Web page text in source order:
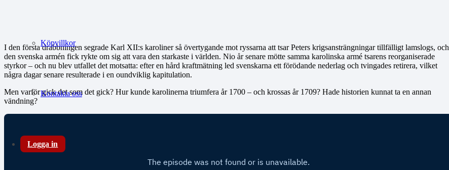
Köpvillkor
Kontakta oss
Logga in
I den första drabbningen segrade Karl XII:s karoliner så övertygande mot ryssarna att tsar Peters krigsansträngningar tillfälligt lamslogs, och
den svenska armén fick rykte om sig att vara den starkaste i världen. Nio år senare mötte samma karolinska armé tsarens reorganiserade
styrkor – och nu blev utfallet det motsatta: efter en hård kraftmätning led svenskarna ett förödande nederlag och tvingades retirera, vilket
några dagar senare resulterade i en oundviklig kapitulation.
Men varför gick det som det gick? Hur kunde karolinerna triumfera år 1700 – och krossas år 1709? Hade historien kunnat ta en annan
vändning?